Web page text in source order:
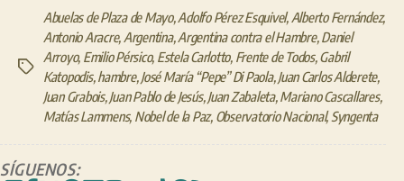
Etiquetas
Abuelas de Plaza de Mayo,Adolfo Pérez Esquivel, Alberto Fernández,
Antonio Aracre, Argentina,Argentina contra el Hambre,Daniel
Arroyo, Emilio Pérsico, Estela Carlotto, Frente de Todos,Gabril
Katopodis,hambre,José María “Pepe” Di Paola,Juan Carlos Alderete,
Juan Grabois,Juan Pablo de Jesús,Juan Zabaleta,Mariano Cascallares,
Matías Lammens, Nobel de la Paz, Observatorio Nacional,Syngenta
SÍGUENOS: